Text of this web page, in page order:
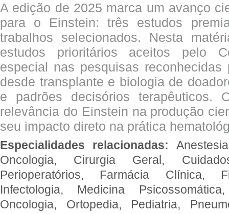
A edição de 2025 marca um avanço
para o Einstein: três estudos
trabalhos selecionados. Nesta
estudos prioritários aceitos pelo
especial nas pesquisas
desde transplante e biologia de
e padrões decisórios terapêuticos.
relevância do Einstein na produção
seu impacto direto na prática
Especialidades relacionadas:
Oncologia, Cirurgia Geral,
Perioperatórios, Farmácia Clínica,
Infectologia, Medicina
Oncologia, Ortopedia, Pediatria,